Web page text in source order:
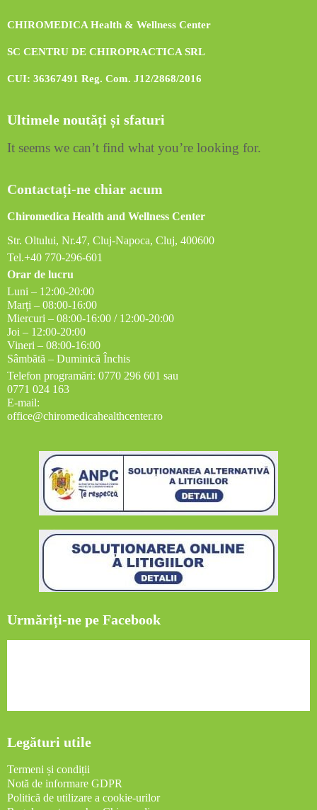
CHIROMEDICA Health & Wellness Center
SC CENTRU DE CHIROPRACTICA SRL
CUI: 36367491 Reg. Com. J12/2868/2016
Ultimele noutăți și sfaturi
It seems we can’t find what you’re looking for.
Contactați-ne chiar acum
Chiromedica Health and Wellness Center
Str. Oltului, Nr.47, Cluj-Napoca, Cluj, 400600
Tel.+40 770-296-601
Orar de lucru
Luni – 12:00-20:00
Marți – 08:00-16:00
Miercuri – 08:00-16:00 / 12:00-20:00
Joi – 12:00-20:00
Vineri – 08:00-16:00
Sâmbătă – Duminică Închis
Telefon programări: 0770 296 601 sau
0771 024 163
E-mail:
office@chiromedicahealthcenter.ro
Urmăriți-ne pe Facebook
Legături utile
Termeni și condiții
Notă de informare GDPR
Politică de utilizare a cookie-urilor